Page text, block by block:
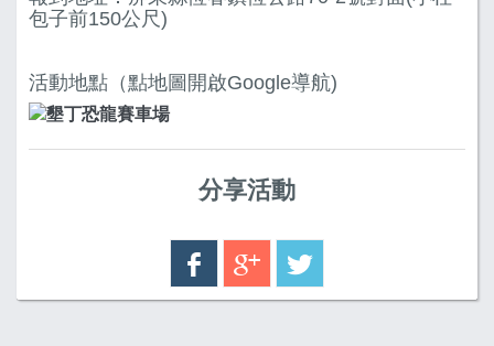
包子前150公尺)
活動地點（點地圖開啟Google導航)
分享活動